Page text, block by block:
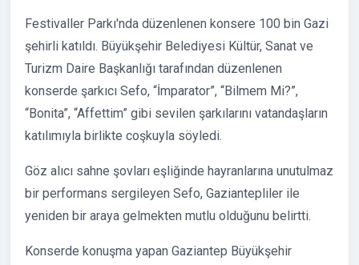
Festivaller Parkı'nda düzenlenen konsere 100 bin Gazi
şehirli katıldı. Büyükşehir Belediyesi Kültür, Sanat ve
Turizm Daire Başkanlığı tarafından düzenlenen
konserde şarkıcı Sefo, “İmparator”, “Bilmem Mi?”,
“Bonita”, “Affettim” gibi sevilen şarkılarını vatandaşların
katılımıyla birlikte coşkuyla söyledi.
Göz alıcı sahne şovları eşliğinde hayranlarına unutulmaz
bir performans sergileyen Sefo, Gaziantepliler ile
yeniden bir araya gelmekten mutlu olduğunu belirtti.
Konserde konuşma yapan Gaziantep Büyükşehir